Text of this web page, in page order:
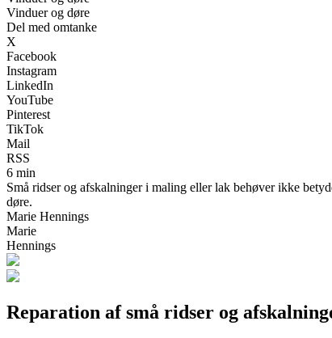
Vinduer og døre
Del med omtanke
X
Facebook
Instagram
LinkedIn
YouTube
Pinterest
TikTok
Mail
RSS
6 min
Små ridser og afskalninger i maling eller lak behøver ikke
døre.
Marie Hennings
Marie
Hennings
Reparation af små ridser og